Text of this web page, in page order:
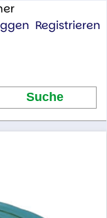
Registrieren